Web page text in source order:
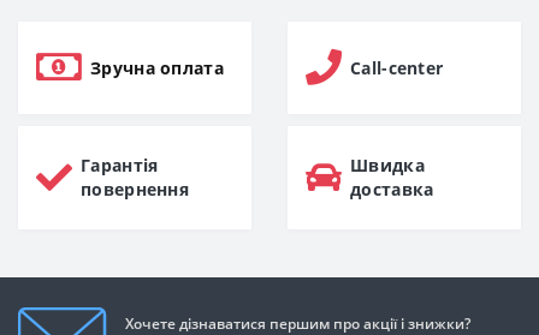
Зручна оплата Call-center
Гарантія
повернення
Швидка
доставка
Хочете дізнаватися першим про акції і знижки?